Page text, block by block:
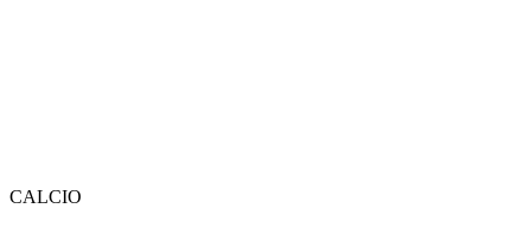
CALCIO